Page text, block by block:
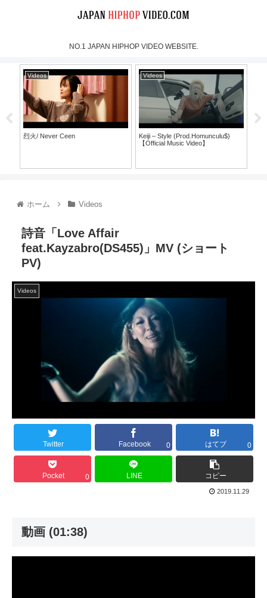
NO.1 JAPAN HIPHOP VIDEO WEBSITE.
Videos
烈火/ Never Ceen
Videos
Keiji – Style (Prod.Homunculu$)
【Official Music Video】
ホーム Videos
詩音「Love Affair
feat.Kayzabro(DS455)」MV (ショート
PV)
Videos
Twitter Facebook 0 はてブ 0
Pocket 0 LINE コピー
2019.11.29
動画 (01:38)